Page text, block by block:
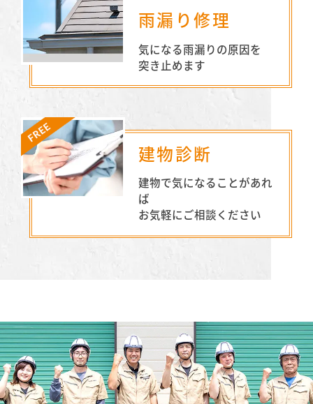
雨漏り修理
気になる雨漏りの原因を
突き止めます
建物診断
建物で気になることがあれ
ば
お気軽にご相談ください